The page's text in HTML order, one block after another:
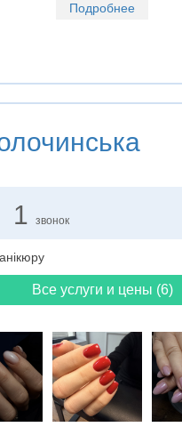
Подробнее
1звонок
Все услуги и цены (6)